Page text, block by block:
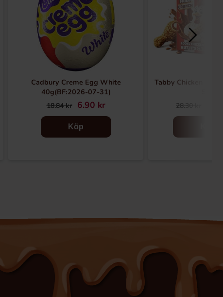
Cadbury Creme Egg White
40g(BF:2026-07-31)
18.84 kr 6.90 kr
Köp
Tabby Chicken
28.30 kr